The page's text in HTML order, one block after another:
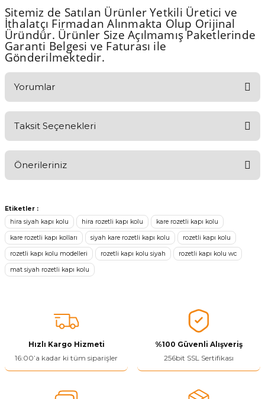
Sitemiz de Satılan Ürünler Yetkili Üretici ve
İthalatçı Firmadan Alınmakta Olup Orijinal
Üründür. Ürünler Size Açılmamış Paketlerinde
Garanti Belgesi ve Faturası ile
Gönderilmektedir.
Yorumlar
Taksit Seçenekleri
Önerileriniz
konularda yetersiz gördüğünüz noktaları öneri formunu kullanarak
tarafımıza iletebilirsiniz.
Görüş ve önerileriniz için teşekkür ederiz.
Ürün resmi kalitesiz, bozuk veya görüntülenemiyor.
Ürün açıklamasında eksik bilgiler bulunuyor.
Bu ürüne benzer farklı alternatifler olmalı.
Etiketler :
hira siyah kapı kolu
hira rozetli kapı kolu kare rozetli kapı kolu
kare rozetli kapı kolları siyah kare rozetli kapı kolu rozetli kapı kolu
rozetli kapı kolu modelleri rozetli kapı kolu siyah rozetli kapı kolu wc
mat siyah rozetli kapı kolu
Hızlı Kargo Hizmeti
16:00’a kadar ki tüm siparişler
%100 Güvenli Alışveriş
256bit SSL Sertifikası